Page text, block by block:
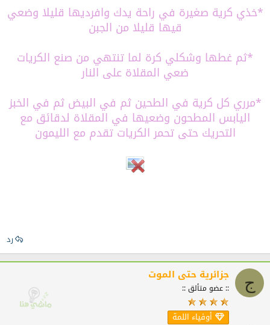
*خذي كرية صغيرة في راحة يدك وافرديها قليلا وضعي
قيها قليلا من الجبن
*ثم غطها وشكلي كرة لما تنتهي من صنع الكريات
ضعي المقلاة على النار
*مرري كل كرية في الطحين ثم في البيض ثم في الخبز
اليابس المطحون وضعيها في المقلاة لدقائق مع
التحريك حتى تحمر الكريات تقدم مع الليمون
رد
ج جزائرية حتى الموت
:: عضو متألق ::
أوفياء اللمة